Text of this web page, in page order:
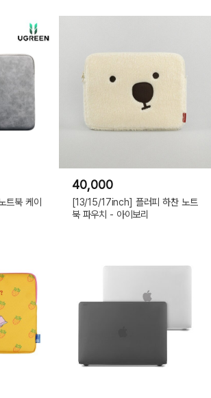
트북 케이
40,000
[13/15/17inch] 플러피 하찬 노트
북 파우치 - 아이보리